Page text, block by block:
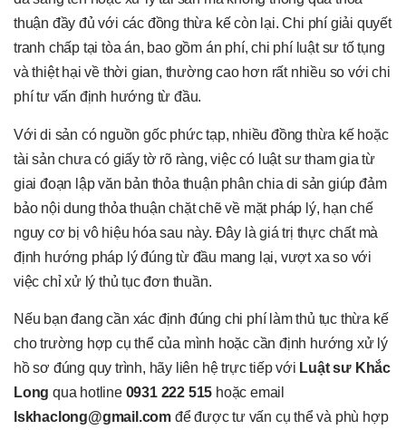
thuận đầy đủ với các đồng thừa kế còn lại. Chi phí giải quyết
tranh chấp tại tòa án, bao gồm án phí, chi phí luật sư tố tụng
và thiệt hại về thời gian, thường cao hơn rất nhiều so với chi
phí tư vấn định hướng từ đầu.
Với di sản có nguồn gốc phức tạp, nhiều đồng thừa kế hoặc
tài sản chưa có giấy tờ rõ ràng, việc có luật sư tham gia từ
giai đoạn lập văn bản thỏa thuận phân chia di sản giúp đảm
bảo nội dung thỏa thuận chặt chẽ về mặt pháp lý, hạn chế
nguy cơ bị vô hiệu hóa sau này. Đây là giá trị thực chất mà
định hướng pháp lý đúng từ đầu mang lại, vượt xa so với
việc chỉ xử lý thủ tục đơn thuần.
Nếu bạn đang cần xác định đúng chi phí làm thủ tục thừa kế
cho trường hợp cụ thể của mình hoặc cần định hướng xử lý
hồ sơ đúng quy trình, hãy liên hệ trực tiếp với Luật sư Khắc
Long qua hotline 0931 222 515 hoặc email
lskhaclong@gmail.com để được tư vấn cụ thể và phù hợp